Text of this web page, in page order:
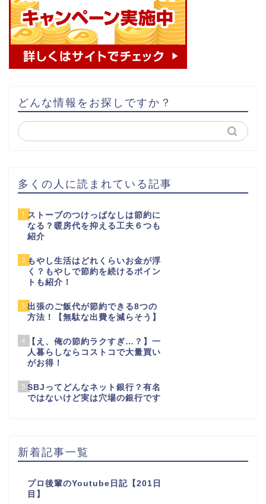
どんな情報をお探しですか？
多くの人に読まれている記事
1 ストーブのつけっぱなしは節約に
なる？暖房代を抑える工夫６つも
紹介
2 もやし生活はどれくらいお金が浮
く？もやしで節約を続けるポイン
トも紹介！
3 出張のご飯代が節約できる8つの
方法！【無駄な出費を減らそう】
4
【え、俺の節約ラクすぎ…？】一
人暮らしならコストコで大量買い
がお得！
5 SBJってどんなネット銀行？有名
ではないけど実は穴場の銀行です
新着記事一覧
プロ後輩のYoutube日記【201日
目】